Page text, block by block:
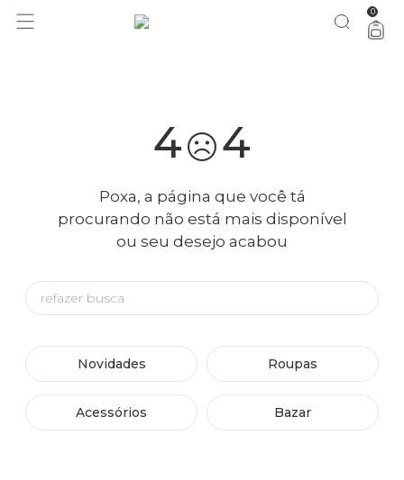
você merece 30% OFF pra comemorar com a gente aproveita! 0
4 4
Poxa, a página que você tá
procurando não está mais disponível
ou seu desejo acabou
Novidades Roupas
Acessórios Bazar